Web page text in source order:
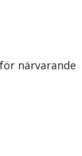
närvarande